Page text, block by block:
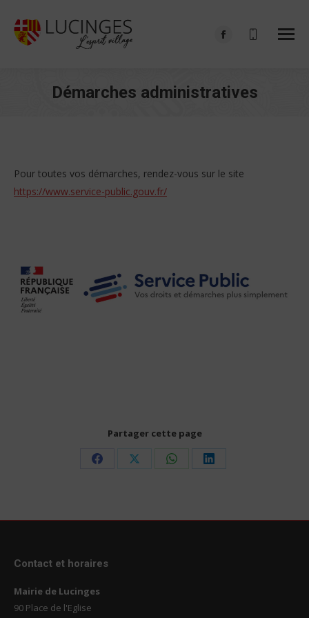
Facebook
in
Démarches administratives
Pour toutes vos démarches, rendez-vous sur le site
https://www.service-public.gouv.fr/
Partager cette page
Share
Share
Share
Share
Contact et horaires
Mairie de Lucinges
90 Place de l'Eglise